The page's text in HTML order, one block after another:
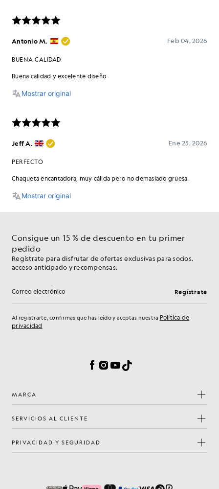
Consigue un 15 % de descuento en tu primer
pedido
Regístrate para disfrutar de ofertas exclusivas para socios,
acceso anticipado y recompensas.
Dirección de correo electrónico Regístrate
Al registrarte, confirmas que has leído y aceptas nuestra Política de
privacidad
Facebook
Instagram
YouTube
TikTok
MARCA
SERVICIOS AL CLIENTE
PRIVACIDAD Y SEGURIDAD